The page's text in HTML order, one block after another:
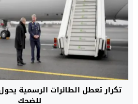
تكرار تعطل الطائرات الرسمية
للضحك